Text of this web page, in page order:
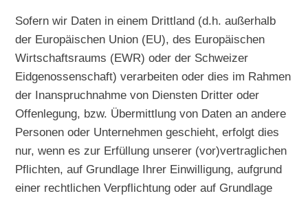
Sofern wir Daten in einem Drittland (d.h. außerhalb
der Europäischen Union (EU), des Europäischen
Wirtschaftsraums (EWR) oder der Schweizer
Eidgenossenschaft) verarbeiten oder dies im Rahmen
der Inanspruchnahme von Diensten Dritter oder
Offenlegung, bzw. Übermittlung von Daten an andere
Personen oder Unternehmen geschieht, erfolgt dies
nur, wenn es zur Erfüllung unserer (vor)vertraglichen
Pflichten, auf Grundlage Ihrer Einwilligung, aufgrund
einer rechtlichen Verpflichtung oder auf Grundlage